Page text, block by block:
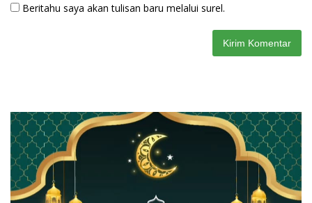
Beritahu saya akan tulisan baru melalui surel.